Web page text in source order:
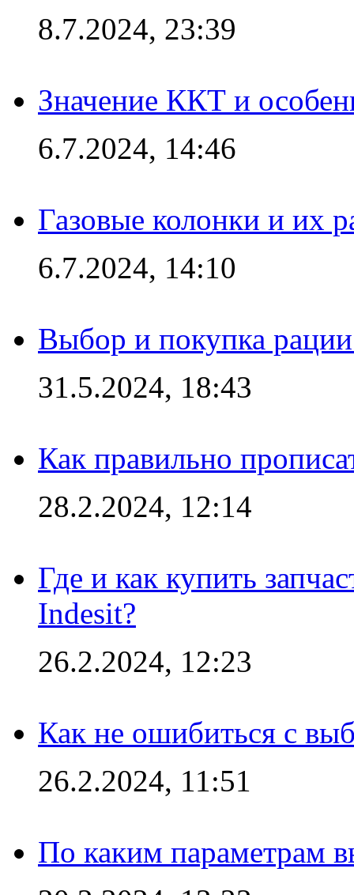
8.7.2024, 23:39
Значение ККТ и
6.7.2024, 14:46
Газовые колонки и их
6.7.2024, 14:10
Выбор и покупка
31.5.2024, 18:43
Как правильно
28.2.2024, 12:14
Где и как купить
Indesit?
26.2.2024, 12:23
Как не ошибиться с
26.2.2024, 11:51
По каким параметрам